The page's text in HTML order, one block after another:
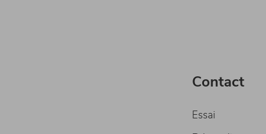
Contact
Essai